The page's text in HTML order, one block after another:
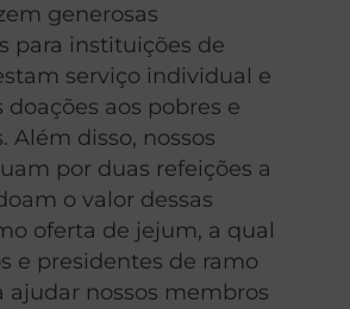
generosas
para instituições de
serviço individual e
aos pobres e
Além disso, nossos
por duas refeições a
o valor dessas
oferta de jejum, a qual
e presidentes de ramo
ajudar nossos membros